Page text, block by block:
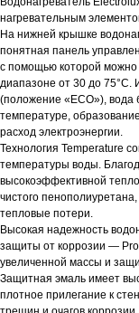
нагревательным
На нижней крышке
понятная панель
с помощью которой можно
диапазоне от 30 до 75°С.
(положение «ЕCO»), вода
температуре,
расход электроэнергии.
Технология Temperature
температуры воды.
высокоэффективной
чистого
тепловые потери.
Высокая надежность
защиты от коррозии —
увеличенной массы и
Защитная эмаль имеет
плотное прилегание к